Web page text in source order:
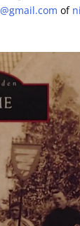
of